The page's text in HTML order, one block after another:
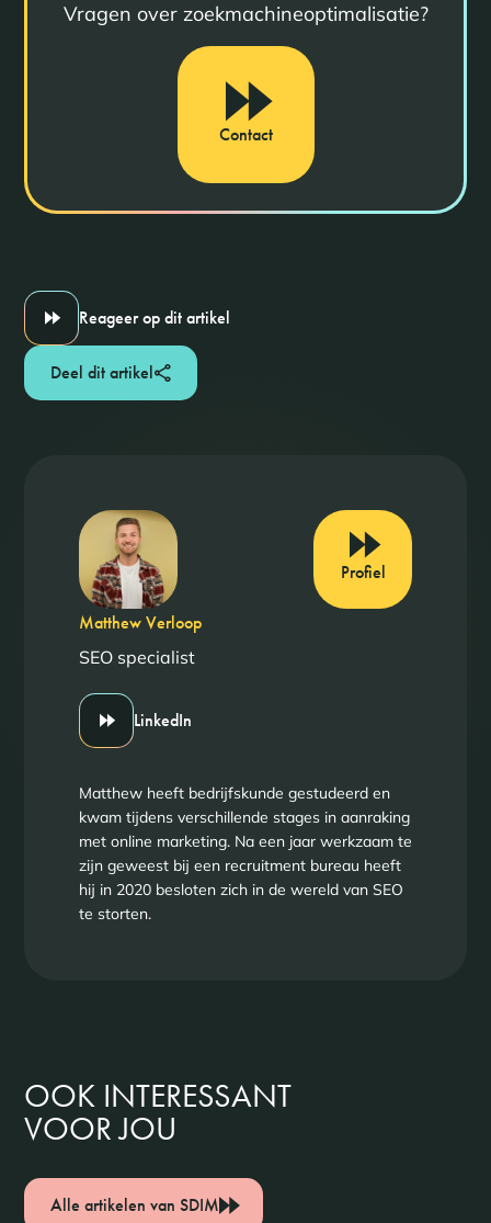
Vragen over zoekmachineoptimalisatie?
Contact
Reageer op dit artikel
Deel dit artikel
Matthew Verloop
SEO specialist
LinkedIn
Profiel
Matthew heeft bedrijfskunde gestudeerd en
kwam tijdens verschillende stages in aanraking
met online marketing. Na een jaar werkzaam te
zijn geweest bij een recruitment bureau heeft
hij in 2020 besloten zich in de wereld van SEO
te storten.
OOK INTERESSANT
VOOR JOU
Alle artikelen van SDIM